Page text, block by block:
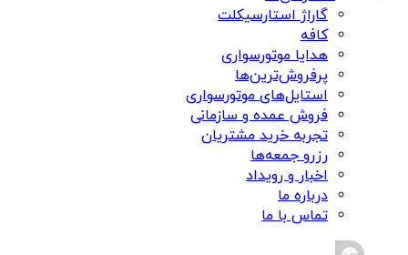
گاراژ استارسیکلت
کافه
هدایا موتورسواری
پرفروش‌ترین‌ها
استایل‌های موتورسواری
فروش عمده و سازمانی
تجربه خرید مشتریان
رزرو جمعه‌ها
اخبار و رویداد
درباره ما
تماس با ما